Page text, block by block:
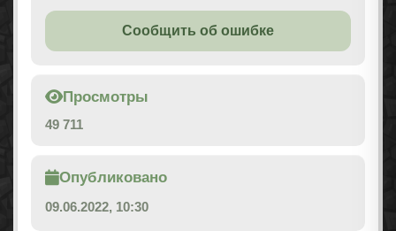
Сообщить об ошибке
Просмотры
49 711
Опубликовано
09.06.2022, 10:30